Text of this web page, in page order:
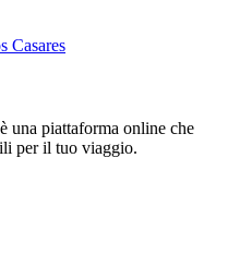
Casares
una piattaforma online che
per il tuo viaggio.